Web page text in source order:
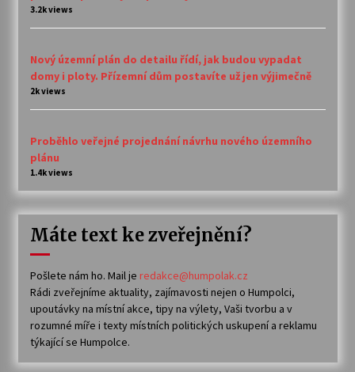
3.2k views
Nový územní plán do detailu řídí, jak budou vypadat
domy i ploty. Přízemní dům postavíte už jen výjimečně
2k views
Proběhlo veřejné projednání návrhu nového územního
plánu
1.4k views
Máte text ke zveřejnění?
Pošlete nám ho. Mail je redakce@humpolak.cz
Rádi zveřejníme aktuality, zajímavosti nejen o Humpolci,
upoutávky na místní akce, tipy na výlety, Vaši tvorbu a v
rozumné míře i texty místních politických uskupení a reklamu
týkající se Humpolce.